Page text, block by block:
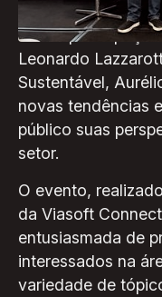
A reunião de
com a
Leonardo
Sustentável,
novas tendências
público suas
setor.
O evento,
da Viasoft
entusiasmada de
interessados na
variedade de